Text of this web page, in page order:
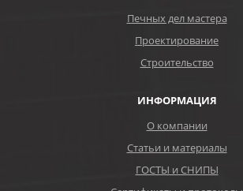
Печных дел мастера
Проектирование
Строительство
ИНФОРМАЦИЯ
О компании
Статьи и материалы
ГОСТЫ и СНИПЫ